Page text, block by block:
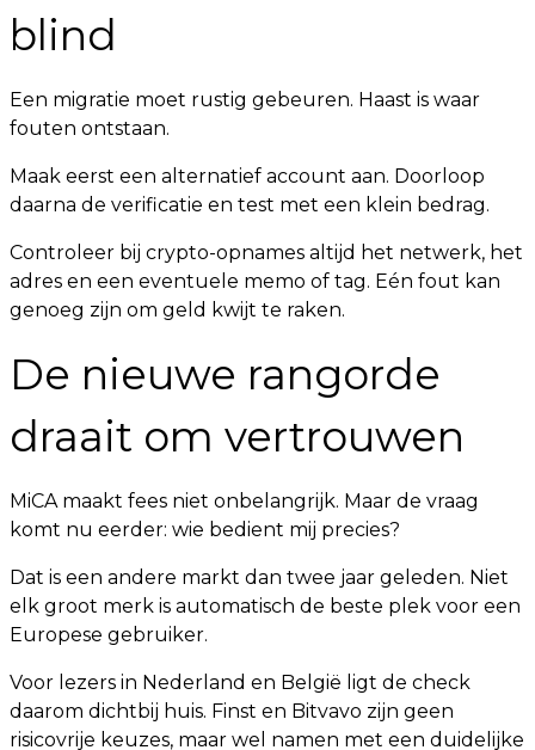
blind
Een migratie moet rustig gebeuren. Haast is waar
fouten ontstaan.
Maak eerst een alternatief account aan. Doorloop
daarna de verificatie en test met een klein bedrag.
Controleer bij crypto-opnames altijd het netwerk, het
adres en een eventuele memo of tag. Eén fout kan
genoeg zijn om geld kwijt te raken.
De nieuwe rangorde
draait om vertrouwen
MiCA maakt fees niet onbelangrijk. Maar de vraag
komt nu eerder: wie bedient mij precies?
Dat is een andere markt dan twee jaar geleden. Niet
elk groot merk is automatisch de beste plek voor een
Europese gebruiker.
Voor lezers in Nederland en België ligt de check
daarom dichtbij huis. Finst en Bitvavo zijn geen
risicovrije keuzes, maar wel namen met een duidelijke